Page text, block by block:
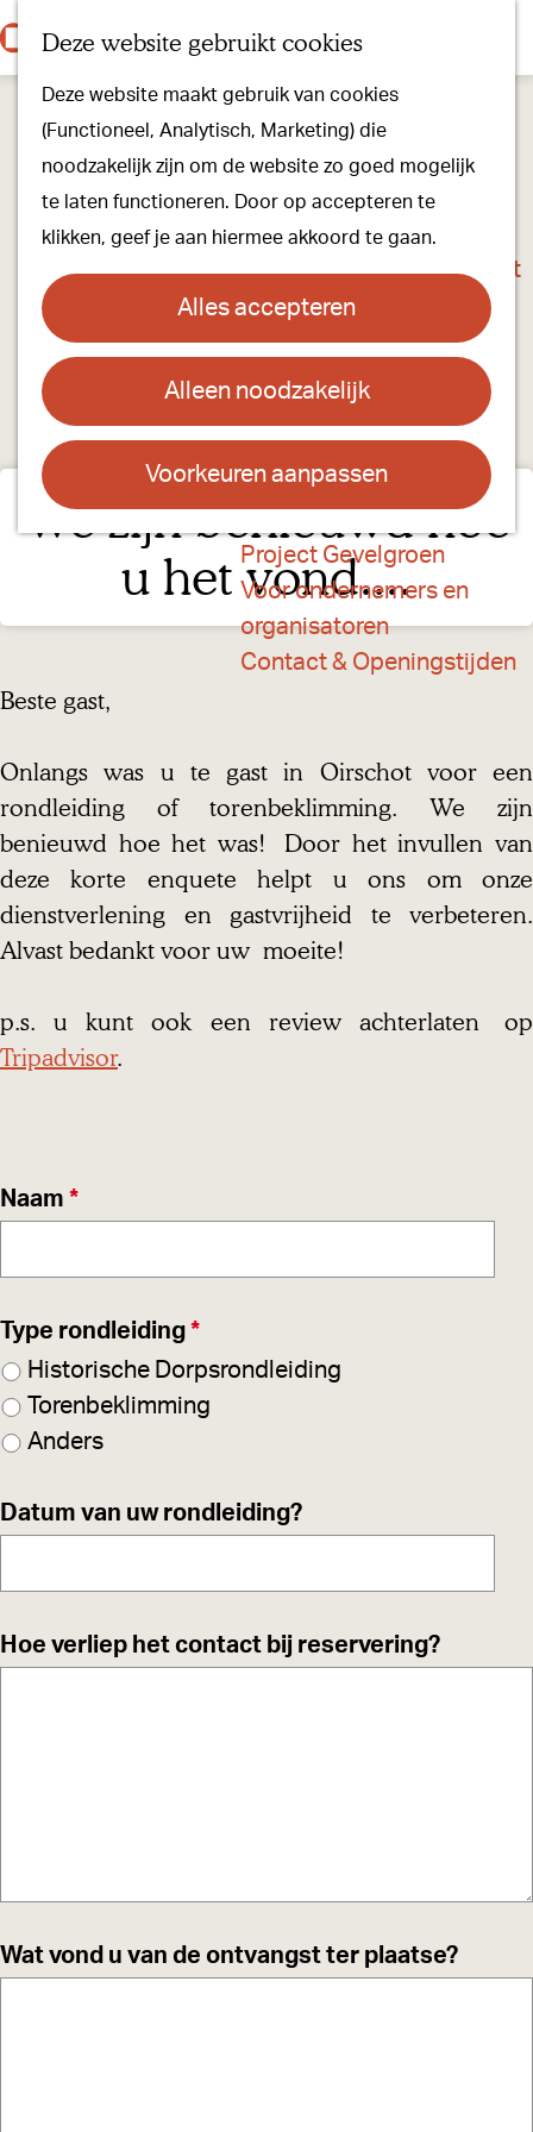
Deze website gebruikt cookies
Deze website maakt gebruik van cookies
(Functioneel, Analytisch, Marketing) die
noodzakelijk zijn om de website zo goed mogelijk
te laten functioneren. Door op accepteren te
klikken, geef je aan hiermee akkoord te gaan.
Alles accepteren
Alleen noodzakelijk
Voorkeuren aanpassen
G
e
K
a
r
t
Z
e
k
e
n
e
n
u
Onze winkels
Kunst & Cultuur
Ons Kloosterpad
Plan je bezoek
Overnachten
Toeristisch Informatiepunt
Groepsactiviteiten
Voor kinderen
Hoe kom je er & Parkeren
Over ons
Onze evenementen
Project Gevelgroen
Voor ondernemers en
organisatoren
Contact & Openingstijden
We zijn benieuwd hoe
u het vond....
Beste gast,
Onlangs was u te gast in Oirschot voor een
rondleiding of torenbeklimming. We zijn
benieuwd hoe het was! Door het invullen van
deze korte enquete helpt u ons om onze
dienstverlening en gastvrijheid te verbeteren.
Alvast bedankt voor uw moeite!
p.s. u kunt ook een review achterlaten op
Tripadvisor.
Naam *v
l
i
c
h
Type rondleiding *v
e
r
i
Historische Dorpsrondleiding
Torenbeklimming
Anders
Datum van uw rondleiding?
Hoe verliep het contact bij reservering?
Wat vond u van de ontvangst ter plaatse?